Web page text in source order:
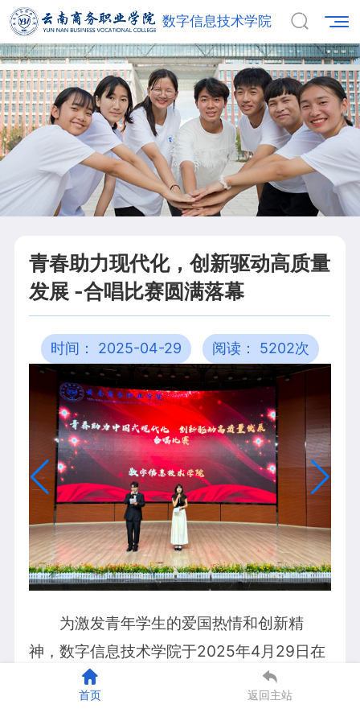
数字信息技术学院
青春助力现代化，创新驱动高质量
发展 -合唱比赛圆满落幕
时间： 2025-04-29 阅读： 5202次
为激发青年学生的爱国热情和创新精
神，数字信息技术学院于2025年4月29日在
学生大礼堂隆重举办了以“青春助力中国式现
首页 返回主站